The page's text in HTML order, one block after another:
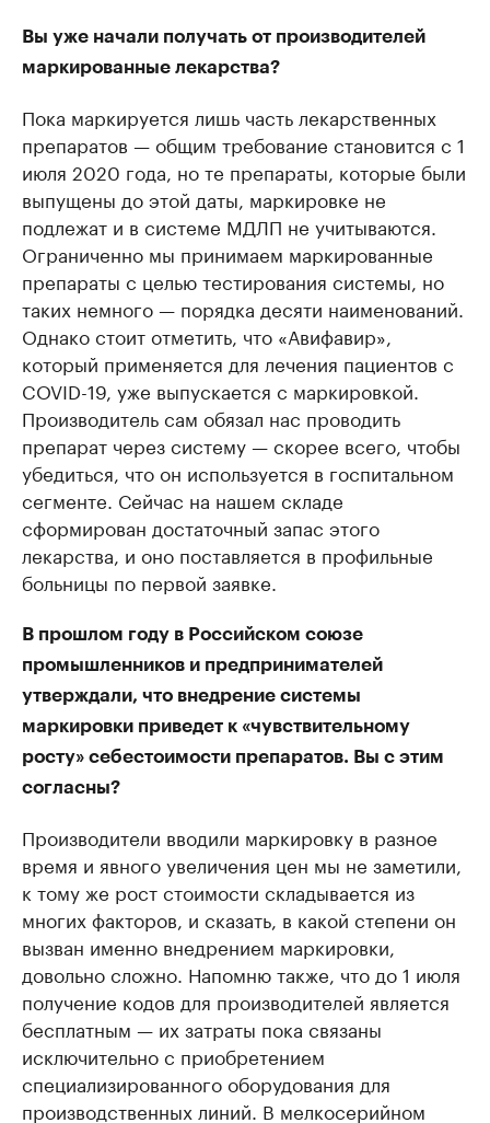
Вы уже начали получать от производителей
маркированные лекарства?
Пока маркируется лишь часть лекарственных
препаратов — общим требование становится с 1
июля 2020 года, но те препараты, которые были
выпущены до этой даты, маркировке не
подлежат и в системе МДЛП не учитываются.
Ограниченно мы принимаем маркированные
препараты с целью тестирования системы, но
таких немного — порядка десяти наименований.
Однако стоит отметить, что «Авифавир»,
который применяется для лечения пациентов с
COVID-19, уже выпускается с маркировкой.
Производитель сам обязал нас проводить
препарат через систему — скорее всего, чтобы
убедиться, что он используется в госпитальном
сегменте. Сейчас на нашем складе
сформирован достаточный запас этого
лекарства, и оно поставляется в профильные
больницы по первой заявке.
В прошлом году в Российском союзе
промышленников и предпринимателей
утверждали, что внедрение системы
маркировки приведет к «чувствительному
росту» себестоимости препаратов. Вы с этим
согласны?
Производители вводили маркировку в разное
время и явного увеличения цен мы не заметили,
к тому же рост стоимости складывается из
многих факторов, и сказать, в какой степени он
вызван именно внедрением маркировки,
довольно сложно. Напомню также, что до 1 июля
получение кодов для производителей является
бесплатным — их затраты пока связаны
исключительно с приобретением
специализированного оборудования для
производственных линий. В мелкосерийном